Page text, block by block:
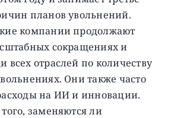
планов увольнений.
компании продолжают
сокращениях и
всех отраслей по количеству
Они также часто
на ИИ и инновации.
заменяются ли